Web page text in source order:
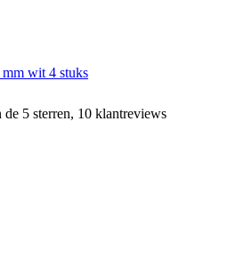
mm wit 4 stuks
5 sterren, 10 klantreviews